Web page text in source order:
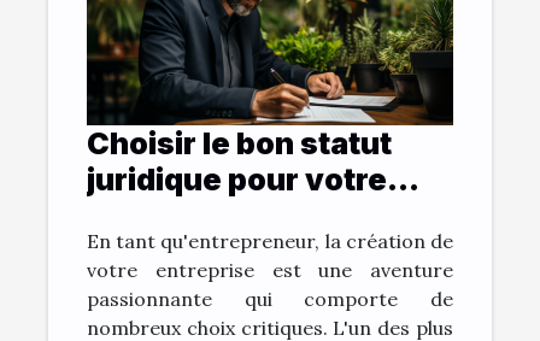
Choisir le bon statut
juridique pour votre
En tant qu'entrepreneur, la création de
votre entreprise est une aventure
passionnante qui comporte de
nombreux choix critiques. L'un des plus